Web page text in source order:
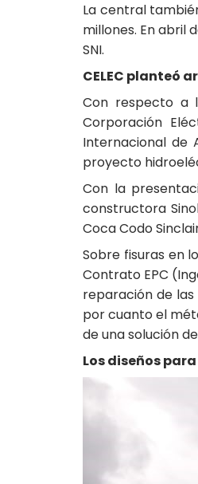
La central
millones. En abril
SNI.
CELEC planteó
Con respecto a
Corporación
Internacional de
proyecto
Con la
constructora
Coca Codo
Sobre fisuras en
Contrato EPC
reparación de las
por cuanto el
de una solución
Los diseños